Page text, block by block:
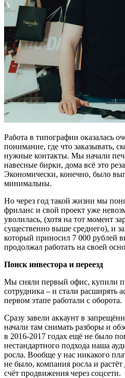
Работа в типографии оказалась
понимание, где что заказывать,
нужные контакты. Мы начали
навесные бирки, дома всё это
Экономически, конечно, было
минимальны.
Но через год такой жизни мы
фриланс и свой проект уже
уволилась, (хотя на тот момент
существенно выше среднего), и
который приносил 7 000 рублей
продолжал работать на своей
Поиск инвестора и переезд
Мы сняли первый офис, купили
сотрудника – и стали расширять
первом этапе работали с оборота.
Сразу завели аккаунт в
начали там снимать разборы и
в 2016-2017 годах ещё не было
нестандартного подхода наша
росла. Вообще у нас никакого
не было, компания росла и
счёт продвижения через соцсети.